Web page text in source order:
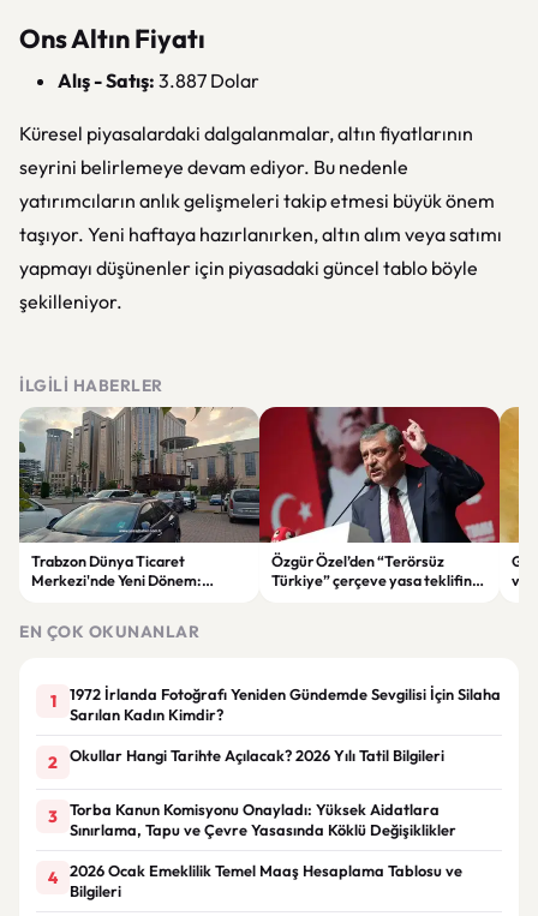
Ons Altın Fiyatı
Alış - Satış: 3.887 Dolar
Küresel piyasalardaki dalgalanmalar, altın fiyatlarının
seyrini belirlemeye devam ediyor. Bu nedenle
yatırımcıların anlık gelişmeleri takip etmesi büyük önem
taşıyor. Yeni haftaya hazırlanırken, altın alım veya satımı
yapmayı düşünenler için piyasadaki güncel tablo böyle
şekilleniyor.
İLGILI HABERLER
Trabzon Dünya Ticaret
Merkezi'nde Yeni Dönem:
Zaman Tamamlanacak?
Özgür Özel’den “Terörsüz
Türkiye” çerçeve yasa teklifine
ve
EN ÇOK OKUNANLAR
1
1972 İrlanda Fotoğrafı Yeniden Gündemde Sevgilisi İçin Silaha
Sarılan Kadın Kimdir?
2 Okullar Hangi Tarihte Açılacak? 2026 Yılı Tatil Bilgileri
3
Torba Kanun Komisyonu Onayladı: Yüksek Aidatlara
Sınırlama, Tapu ve Çevre Yasasında Köklü Değişiklikler
4
2026 Ocak Emeklilik Temel Maaş Hesaplama Tablosu ve
Bilgileri